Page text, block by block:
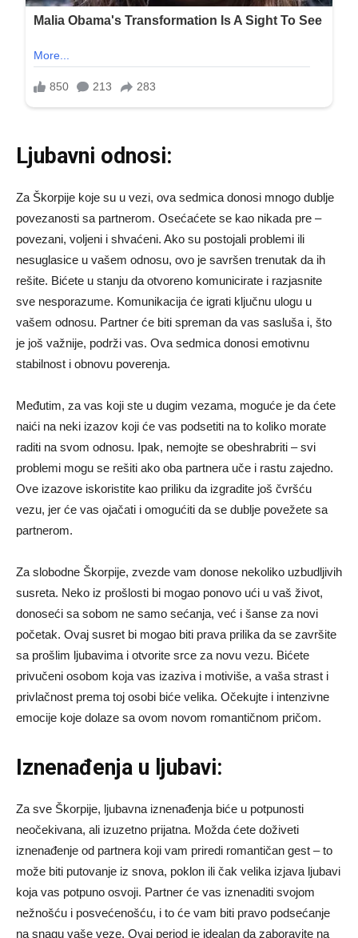
Ljubavni odnosi:
Za Škorpije koje su u vezi, ova sedmica donosi mnogo dublje
povezanosti sa partnerom. Osećaćete se kao nikada pre –
povezani, voljeni i shvaćeni. Ako su postojali problemi ili
nesuglasice u vašem odnosu, ovo je savršen trenutak da ih
rešite. Bićete u stanju da otvoreno komunicirate i razjasnite
sve nesporazume. Komunikacija će igrati ključnu ulogu u
vašem odnosu. Partner će biti spreman da vas sasluša i, što
je još važnije, podrži vas. Ova sedmica donosi emotivnu
stabilnost i obnovu poverenja.
Međutim, za vas koji ste u dugim vezama, moguće je da ćete
naići na neki izazov koji će vas podsetiti na to koliko morate
raditi na svom odnosu. Ipak, nemojte se obeshrabriti – svi
problemi mogu se rešiti ako oba partnera uče i rastu zajedno.
Ove izazove iskoristite kao priliku da izgradite još čvršću
vezu, jer će vas ojačati i omogućiti da se dublje povežete sa
partnerom.
Za slobodne Škorpije, zvezde vam donose nekoliko uzbudljivih
susreta. Neko iz prošlosti bi mogao ponovo ući u vaš život,
donoseći sa sobom ne samo sećanja, već i šanse za novi
početak. Ovaj susret bi mogao biti prava prilika da se završite
sa prošlim ljubavima i otvorite srce za novu vezu. Bićete
privučeni osobom koja vas izaziva i motiviše, a vaša strast i
privlačnost prema toj osobi biće velika. Očekujte i intenzivne
emocije koje dolaze sa ovom novom romantičnom pričom.
Iznenađenja u ljubavi:
Za sve Škorpije, ljubavna iznenađenja biće u potpunosti
neočekivana, ali izuzetno prijatna. Možda ćete doživeti
iznenađenje od partnera koji vam priredi romantičan gest – to
može biti putovanje iz snova, poklon ili čak velika izjava ljubavi
koja vas potpuno osvoji. Partner će vas iznenaditi svojom
nežnošću i posvećenošću, i to će vam biti pravo podsećanje
na snagu vaše veze. Ovaj period je idealan da zaboravite na